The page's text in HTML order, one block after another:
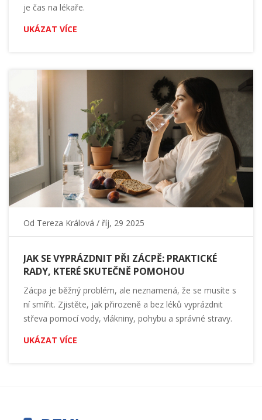
je čas na lékaře.
UKÁZAT VÍCE
Od Tereza Králová / říj, 29 2025
JAK SE VYPRÁZDNIT PŘI ZÁCPĚ: PRAKTICKÉ
RADY, KTERÉ SKUTEČNĚ POMOHOU
Zácpa je běžný problém, ale neznamená, že se musíte s
ní smířit. Zjistěte, jak přirozeně a bez léků vyprázdnit
střeva pomocí vody, vlákniny, pohybu a správné stravy.
UKÁZAT VÍCE